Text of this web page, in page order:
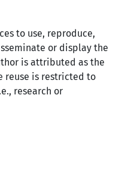
to use, reproduce,
or display the
is attributed as the
reuse is restricted to
research or